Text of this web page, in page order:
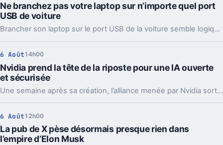
Ne branchez pas votre laptop sur n’importe quel port
USB de voiture
Brancher son laptop sur le port USB de la voiture semble logique. En pratique, la puissance manque souvent, sauf rares exceptions bien identifiées.
6 Août 14h00
Nvidia prend la tête de la riposte pour une IA ouverte
et sécurisée
Une semaine après sa création, l’alliance menée par Nvidia sort déjà des propositions concrètes pour sécuriser l’IA ouverte. Et ce timing compte.
6 Août 12h00
La pub de X pèse désormais presque rien dans
l’empire d’Elon Musk